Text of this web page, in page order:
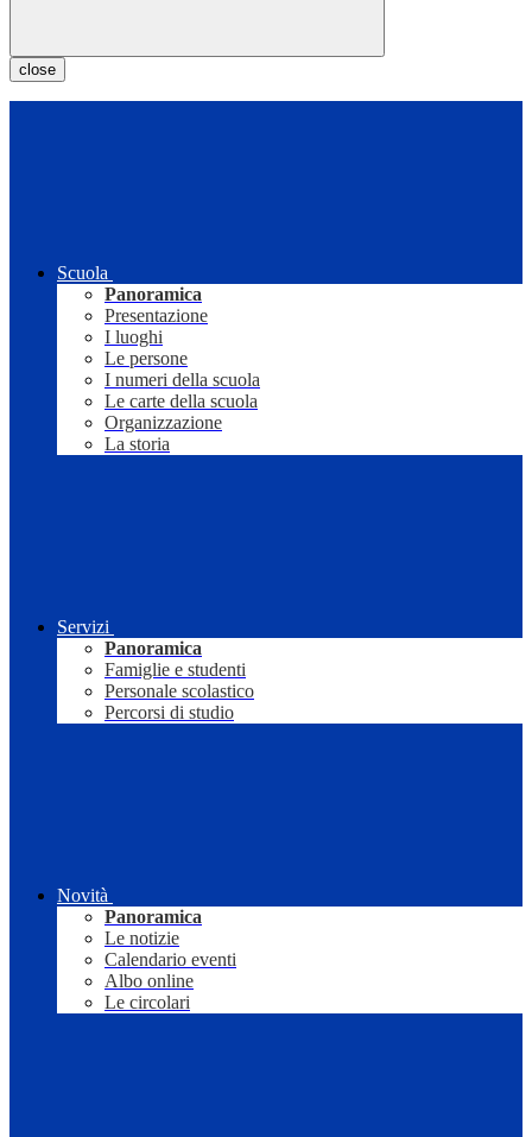
close
Scuola
Panoramica
Presentazione
I luoghi
Le persone
I numeri della scuola
Le carte della scuola
Organizzazione
La storia
Servizi
Panoramica
Famiglie e studenti
Personale scolastico
Percorsi di studio
Novità
Panoramica
Le notizie
Calendario eventi
Albo online
Le circolari